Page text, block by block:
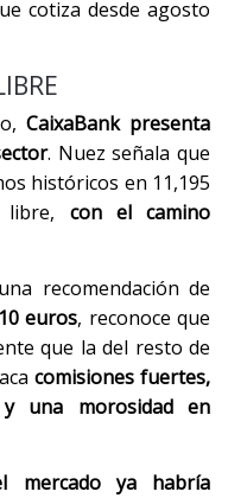
cotiza desde agosto
CaixaBank presenta
. Nuez señala que
históricos en 11,195
con el camino
recomendación de
euros, reconoce que
que la del resto de
comisiones fuertes,
una morosidad en
mercado ya habría